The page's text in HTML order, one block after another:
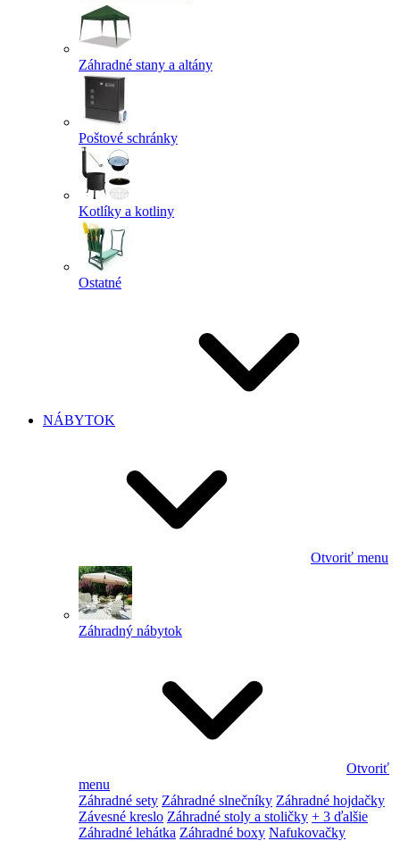
Záhradné stany a altány
Poštové schránky
Kotlíky a kotliny
Ostatné
NÁBYTOK
Otvoriť menu
Záhradný nábytok
Otvoriť
menu
Záhradné sety Záhradné slnečníky Záhradné hojdačky
Závesné kreslo Záhradné stoly a stoličky + 3 ďalšie
Záhradné lehátka Záhradné boxy Nafukovačky